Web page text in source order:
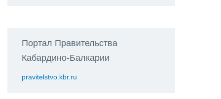
Портал Правительства
Кабардино-Балкарии
pravitelstvo.kbr.ru